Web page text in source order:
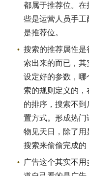
都属于推荐位。
些是运营人员手
是推荐位。
搜索的推荐属性是
索出来的而已，其
设定好的参数，哪
索的规则定义的
的排序，搜索不
置方式。形成热
物见天日，除了
搜索来偷偷完成的
广告这个其实不